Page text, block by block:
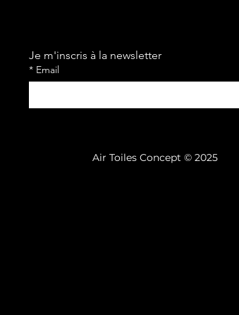
Je m'inscris à la newsletter
* Email
Air Toiles Concept © 2025